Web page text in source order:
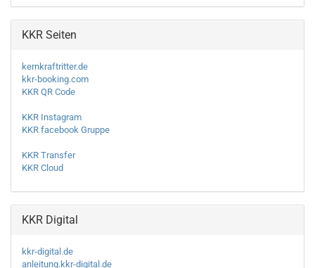
KKR Seiten
kernkraftritter.de
kkr-booking.com
KKR QR Code
KKR Instagram
KKR facebook Gruppe
KKR Transfer
KKR Cloud
KKR Digital
kkr-digital.de
anleitung.kkr-digital.de